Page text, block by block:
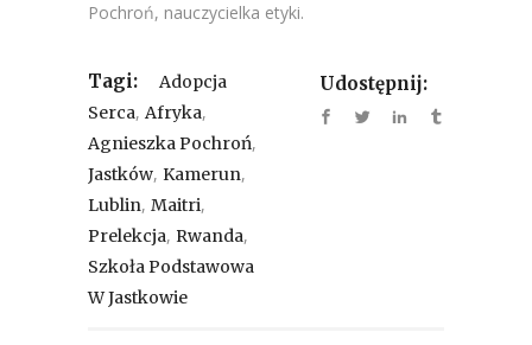
Pochroń, nauczycielka etyki.
Tagi:
Adopcja
Serca, Afryka,
Agnieszka Pochroń,
Jastków, Kamerun,
Lublin, Maitri,
Prelekcja, Rwanda,
Szkoła Podstawowa
W Jastkowie
Udostępnij: